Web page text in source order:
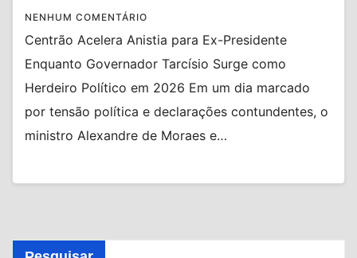
NENHUM COMENTÁRIO
Centrão Acelera Anistia para Ex-Presidente
Enquanto Governador Tarcísio Surge como
Herdeiro Político em 2026 Em um dia marcado
por tensão política e declarações contundentes, o
ministro Alexandre de Moraes e…